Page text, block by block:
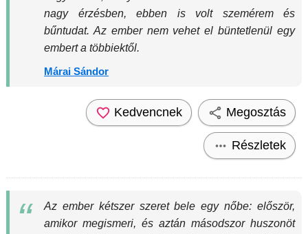
nagy érzésben, ebben is volt szemérem és
bűntudat. Az ember nem vehet el büntetlenül egy
embert a többiektől.
Márai Sándor
Kedvencnek Megosztás
Részletek
Az ember kétszer szeret bele egy nőbe: először,
amikor megismeri, és aztán másodszor huszonöt